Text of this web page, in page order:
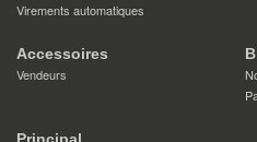
Virements automatiques
Accessoires
Vendeurs